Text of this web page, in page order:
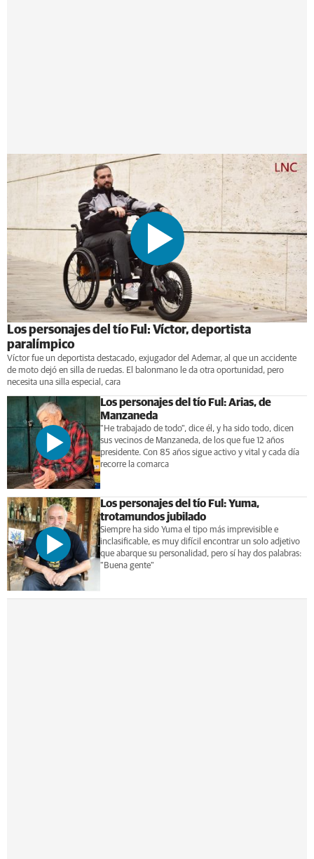
Los personajes del tío Ful: Víctor, deportista
paralímpico
Víctor fue un deportista destacado, exjugador del Ademar, al que un accidente
de moto dejó en silla de ruedas. El balonmano le da otra oportunidad, pero
necesita una silla especial, cara
Los personajes del tío Ful: Arias, de
Manzaneda
"He trabajado de todo", dice él, y ha sido todo, dicen
sus vecinos de Manzaneda, de los que fue 12 años
presidente. Con 85 años sigue activo y vital y cada día
recorre la comarca
Los personajes del tío Ful: Yuma,
trotamundos jubilado
Siempre ha sido Yuma el tipo más imprevisible e
inclasificable, es muy difícil encontrar un solo adjetivo
que abarque su personalidad, pero sí hay dos palabras:
"Buena gente"